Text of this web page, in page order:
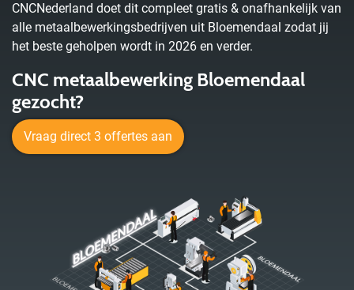
CNCNederland doet dit compleet gratis & onafhankelijk van
alle metaalbewerkingsbedrijven uit Bloemendaal zodat jij
het beste geholpen wordt in 2026 en verder.
CNC metaalbewerking Bloemendaal
gezocht?
Vraag direct 3 offertes aan